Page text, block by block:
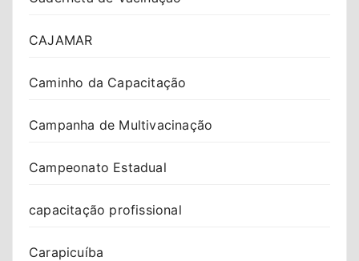
CAJAMAR
Caminho da Capacitação
Campanha de Multivacinação
Campeonato Estadual
capacitação profissional
Carapicuíba